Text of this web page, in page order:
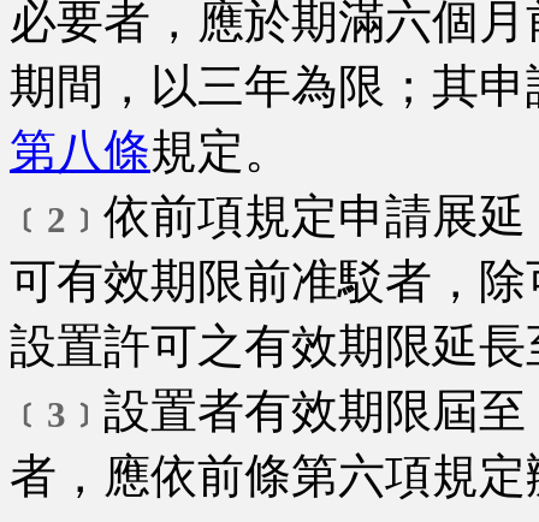
必要者，應於期滿六個
期間，以三年為限；其
第八條規定。
﹝2﹞ 依前項規定申請展
可有效期限前准駁者，
設置許可之有效期限延
﹝3﹞ 設置者有效期限屆
者，應依前條第六項規定